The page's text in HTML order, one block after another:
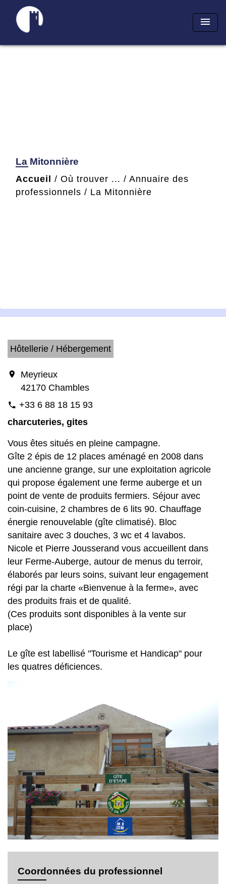
menu
La Mitonnière
Accueil / Où trouver ... / Annuaire des
professionnels / La Mitonnière
Hôtellerie / Hébergement
location_on
Meyrieux
42170 Chambles
phone +33 6 88 18 15 93
charcuteries, gites
Vous êtes situés en pleine campagne.
Gîte 2 épis de 12 places aménagé en 2008 dans
une ancienne grange, sur une exploitation agricole
qui propose également une ferme auberge et un
point de vente de produits fermiers. Séjour avec
coin-cuisine, 2 chambres de 6 lits 90. Chauffage
énergie renouvelable (gîte climatisé). Bloc
sanitaire avec 3 douches, 3 wc et 4 lavabos.
Nicole et Pierre Jousserand vous accueillent dans
leur Ferme-Auberge, autour de menus du terroir,
élaborés par leurs soins, suivant leur engagement
régi par la charte «Bienvenue à la ferme», avec
des produits frais et de qualité.
(Ces produits sont disponibles à la vente sur
place)
Le gîte est labellisé "Tourisme et Handicap" pour
les quatres déficiences.
Coordonnées du professionnel